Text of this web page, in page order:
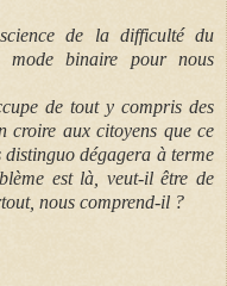
de la difficulté du
mode binaire pour nous
de tout y compris des
croire aux citoyens que ce
distinguo dégagera à terme
est là, veut-il être de
nous comprend-il ?